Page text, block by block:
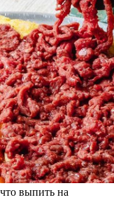
выпить на